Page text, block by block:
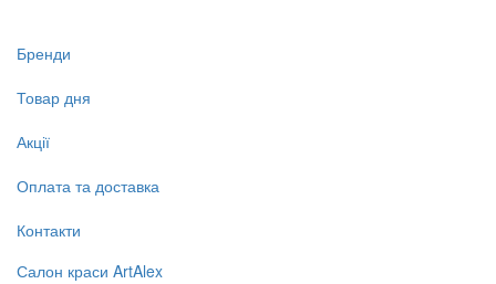
Бренди
Товар дня
Акції
Оплата та доставка
Контакти
Салон краси ArtAlex